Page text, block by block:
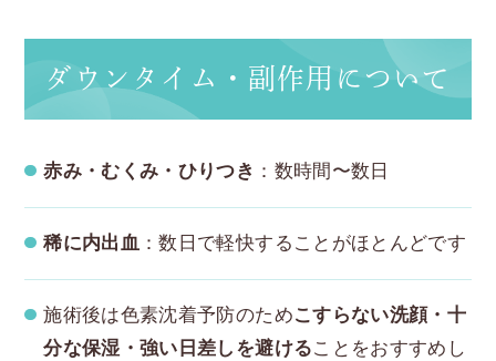
ダウンタイム・副作用について
赤み・むくみ・ひりつき ：数時間〜数日
稀に内出血 ：数日で軽快することがほとんどです
施術後は色素沈着予防のためこすらない洗顔・十
分な保湿・強い日差しを避けることをおすすめし